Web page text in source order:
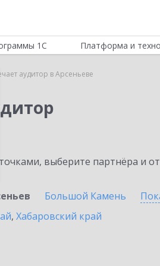
1С Платформа и
аудитор в Арсеньеве
выберите партнёра и
Большой Камень
, Хабаровский край